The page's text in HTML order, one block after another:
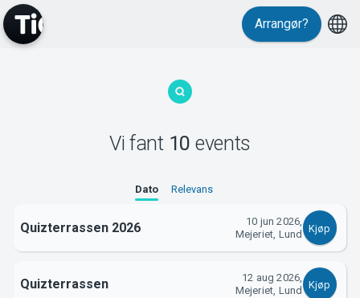
MyTickster
Arrangør?
Vi fant 10 events
Dato Relevans
Quizterrassen 2026
10 jun 2026,
Mejeriet, Lund
Kjøp
Quizterrassen
12 aug 2026,
Mejeriet, Lund
Kjøp